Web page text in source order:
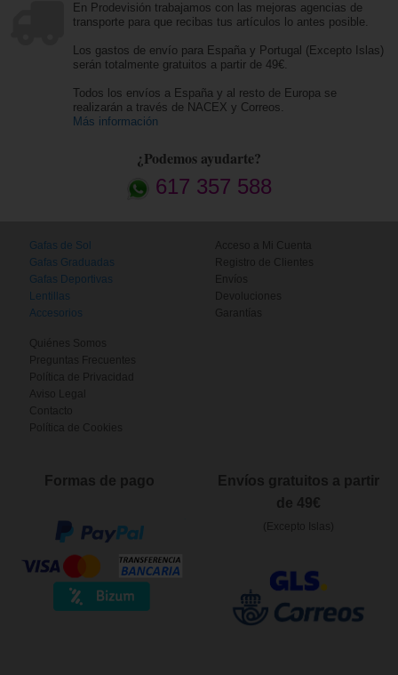
En Prodevisión trabajamos con las mejoras agencias de
transporte para que recibas tus artículos lo antes posible.
Los gastos de envío para España y Portugal (Excepto Islas)
serán totalmente gratuitos a partir de 49€.
Todos los envíos a España y al resto de Europa se
realizarán a través de NACEX y Correos.
Más información
¿Podemos ayudarte?
617 357 588
Gafas de Sol
Gafas Graduadas
Gafas Deportivas
Lentillas
Accesorios
Acceso a Mi Cuenta
Registro de Clientes
Envíos
Devoluciones
Garantías
Quiénes Somos
Preguntas Frecuentes
Política de Privacidad
Aviso Legal
Contacto
Política de Cookies
Formas de pago
Envíos gratuitos a partir
de 49€
(Excepto Islas)